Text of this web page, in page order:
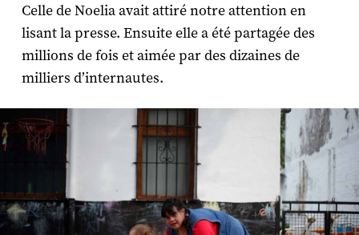
Celle de Noelia avait attiré notre attention en
lisant la presse. Ensuite elle a été partagée des
millions de fois et aimée par des dizaines de
milliers d’internautes.